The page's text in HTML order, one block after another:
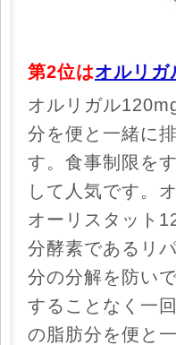
第2位はオルリガ
オルリガル
分を便と一緒に
す。食事制限を
して人気です。
オーリスタット
分酵素であるリ
分の分解を防い
することなく一
の脂肪分を便と